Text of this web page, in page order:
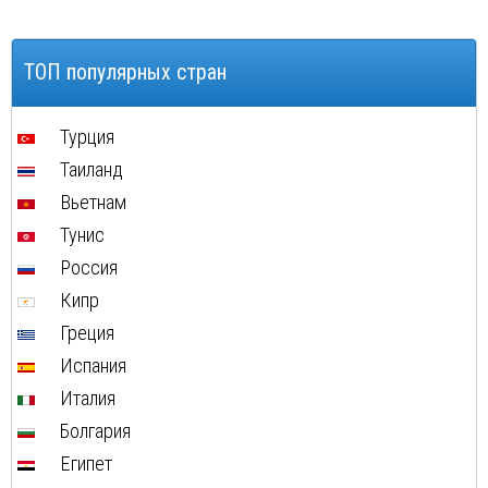
ТОП популярных стран
Турция
Таиланд
Вьетнам
Тунис
Россия
Кипр
Греция
Испания
Италия
Болгария
Египет